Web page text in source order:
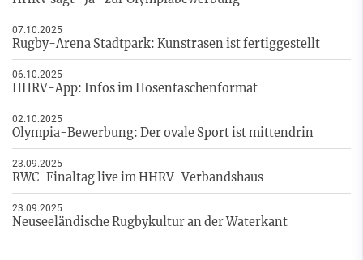
07.10.2025
Rugby-Arena Stadtpark: Kunstrasen ist fertiggestellt
06.10.2025
HHRV-App: Infos im Hosentaschenformat
02.10.2025
Olympia-Bewerbung: Der ovale Sport ist mittendrin
23.09.2025
RWC-Finaltag live im HHRV-Verbandshaus
23.09.2025
Neuseeländische Rugbykultur an der Waterkant